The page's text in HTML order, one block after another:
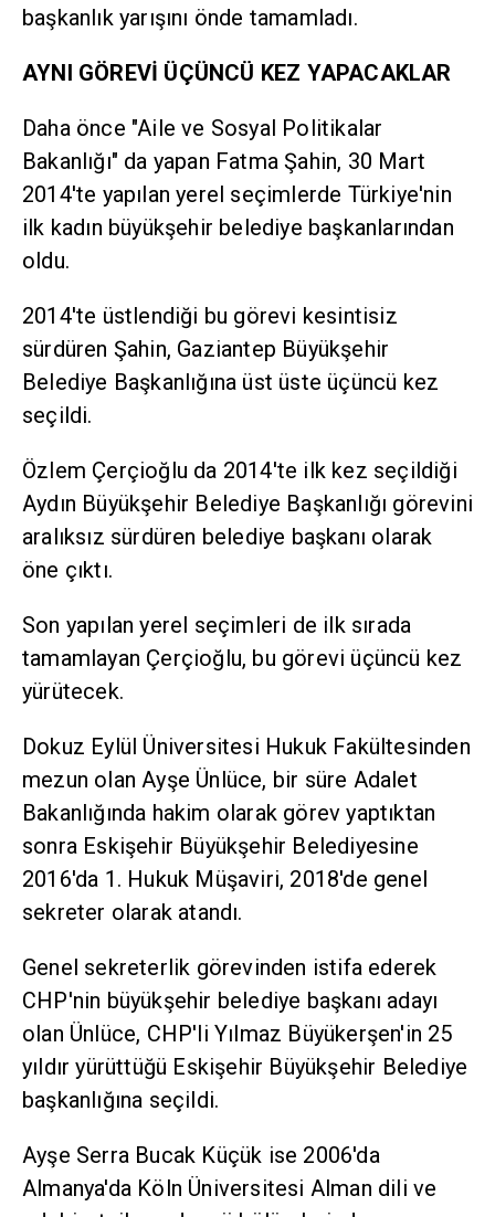
başkanlık yarışını önde tamamladı.
AYNI GÖREVİ ÜÇÜNCÜ KEZ YAPACAKLAR
Daha önce "Aile ve Sosyal Politikalar
Bakanlığı" da yapan Fatma Şahin, 30 Mart
2014'te yapılan yerel seçimlerde Türkiye'nin
ilk kadın büyükşehir belediye başkanlarından
oldu.
2014'te üstlendiği bu görevi kesintisiz
sürdüren Şahin, Gaziantep Büyükşehir
Belediye Başkanlığına üst üste üçüncü kez
seçildi.
Özlem Çerçioğlu da 2014'te ilk kez seçildiği
Aydın Büyükşehir Belediye Başkanlığı görevini
aralıksız sürdüren belediye başkanı olarak
öne çıktı.
Son yapılan yerel seçimleri de ilk sırada
tamamlayan Çerçioğlu, bu görevi üçüncü kez
yürütecek.
Dokuz Eylül Üniversitesi Hukuk Fakültesinden
mezun olan Ayşe Ünlüce, bir süre Adalet
Bakanlığında hakim olarak görev yaptıktan
sonra Eskişehir Büyükşehir Belediyesine
2016'da 1. Hukuk Müşaviri, 2018'de genel
sekreter olarak atandı.
Genel sekreterlik görevinden istifa ederek
CHP'nin büyükşehir belediye başkanı adayı
olan Ünlüce, CHP'li Yılmaz Büyükerşen'in 25
yıldır yürüttüğü Eskişehir Büyükşehir Belediye
başkanlığına seçildi.
Ayşe Serra Bucak Küçük ise 2006'da
Almanya'da Köln Üniversitesi Alman dili ve